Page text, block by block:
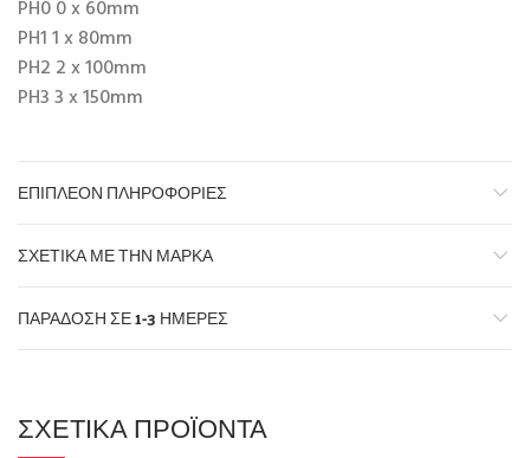
PH0 0 x 60mm
PH1 1 x 80mm
PH2 2 x 100mm
PH3 3 x 150mm
ΕΠΙΠΛΈΟΝ ΠΛΗΡΟΦΟΡΊΕΣ
ΣΧΕΤΙΚΆ ΜΕ ΤΗΝ ΜΆΡΚΑ
ΠΑΡΆΔΟΣΗ ΣΕ 1-3 ΗΜΈΡΕΣ
ΣΧΕΤΙΚΆ ΠΡΟΪΌΝΤΑ